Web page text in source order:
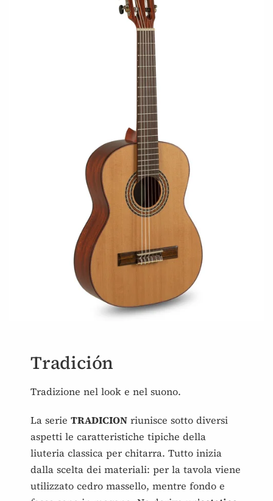
Tradición
Tradizione nel look e nel suono.
La serie TRADICION riunisce sotto diversi
aspetti le caratteristiche tipiche della
liuteria classica per chitarra. Tutto inizia
dalla scelta dei materiali: per la tavola viene
utilizzato cedro massello, mentre fondo e